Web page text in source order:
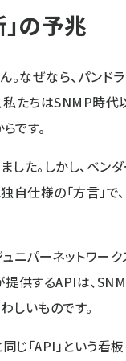
の予兆
。なぜなら、パンド
私たちはSNMP時
です。
た。しかし、ベン
仕様の「方言」で
ニパーネットワーク
提供するAPIは、
しいものです。
じ「API」という看